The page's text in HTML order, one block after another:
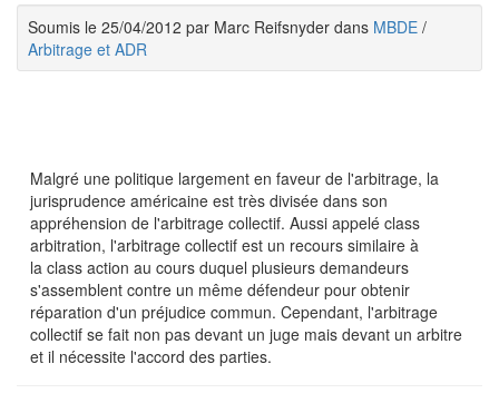
Soumis le 25/04/2012 par Marc Reifsnyder dans MBDE /
Arbitrage et ADR
Malgré une politique largement en faveur de l'arbitrage, la
jurisprudence américaine est très divisée dans son
appréhension de l'arbitrage collectif. Aussi appelé class
arbitration, l'arbitrage collectif est un recours similaire à
la class action au cours duquel plusieurs demandeurs
s'assemblent contre un même défendeur pour obtenir
réparation d'un préjudice commun. Cependant, l'arbitrage
collectif se fait non pas devant un juge mais devant un arbitre
et il nécessite l'accord des parties.